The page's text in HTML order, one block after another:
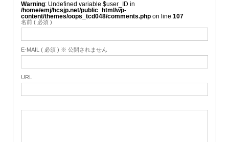
Warning : Undefined variable $user_ID in
/home/emj/hcsjp.net/public_html/wp-
content/themes/oops_tcd048/comments.phpon line 107
名前 ( 必須 )
E-MAIL ( 必須 ) ※ 公開されません
URL